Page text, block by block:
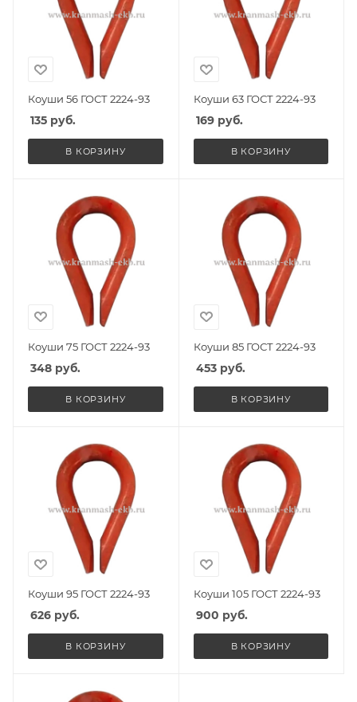
Коуши 56 ГОСТ 2224-93
135 руб.
В КОРЗИНУ
Коуши 63 ГОСТ 2224-93
169руб.
В КОРЗИНУ
Коуши 75 ГОСТ 2224-93
348 руб.
В КОРЗИНУ
Коуши 85 ГОСТ 2224-93
453руб.
В КОРЗИНУ
Коуши 95 ГОСТ 2224-93
626 руб.
В КОРЗИНУ
Коуши 105 ГОСТ 2224-93
900 руб.
В КОРЗИНУ